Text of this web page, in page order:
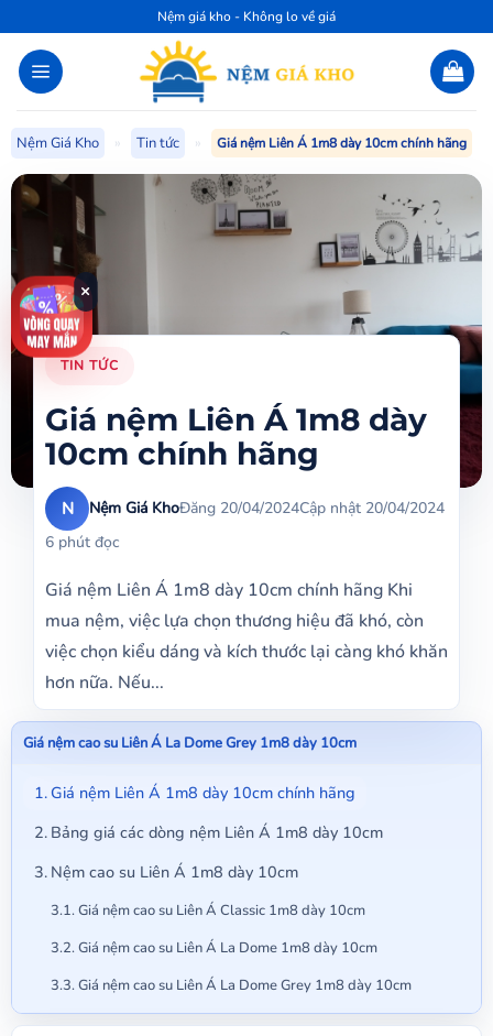
qua
nội
dung
Nệm giá kho - Không lo về giá
Nệm Giá Kho » Tin tức » Giá nệm Liên Á 1m8 dày 10cm chính hãng
TIN TỨC
Giá nệm Liên Á 1m8 dày
10cm chính hãng
N Nệm Giá KhoĐăng 20/04/2024Cập nhật 20/04/2024
6 phút đọc
Giá nệm Liên Á 1m8 dày 10cm chính hãng Khi
mua nệm, việc lựa chọn thương hiệu đã khó, còn
việc chọn kiểu dáng và kích thước lại càng khó khăn
hơn nữa. Nếu...
Giá nệm cao su Liên Á La Dome Grey 1m8 dày 10cm
Giá nệm Liên Á 1m8 dày 10cm chính hãng
Bảng giá các dòng nệm Liên Á 1m8 dày 10cm
Nệm cao su Liên Á 1m8 dày 10cm
Giá nệm cao su Liên Á Classic 1m8 dày 10cm
Giá nệm cao su Liên Á La Dome 1m8 dày 10cm
Giá nệm cao su Liên Á La Dome Grey 1m8 dày 10cm
×